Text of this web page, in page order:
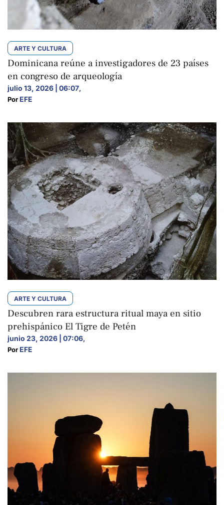
ARTE Y CULTURA
Dominicana reúne a investigadores de 23 países
en congreso de arqueología
julio 13, 2026 | 06:07,
Por EFE
ARTE Y CULTURA
Descubren rara estructura ritual maya en sitio
prehispánico El Tigre de Petén
junio 23, 2026 | 07:06,
Por EFE